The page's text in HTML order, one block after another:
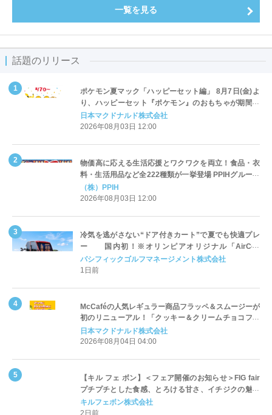
一覧を見る
話題のリリース
ポケモン夏マック「ハッピーセット編」 8月7日(金)よ
り、ハッピーセット『ポケモン』のおもちゃが期間限
定登場
日本マクドナルド株式会社
2026年08月03日 12:00
物価高に応える生活応援とワクワクを両立！食品・衣
料・生活用品など全222種類が一挙登場 PPIHグループ
「夏福袋」＆セール 8月6日(木)より順次スタート
（株）PPIH
2026年08月03日 12:00
冷気を逃がさない“ドア付きカート”で夏でも快適プレ
ー 国内初！※オリンピアオリジナル「AirCon
Cart（エアコンカート）」導入 | ＰＧＭ
パシフィックゴルフマネージメント株式会社
1日前
McCaféの人気レギュラー商品フラッペ＆スムージーが
初のリニューアル！「クッキー＆クリームチョコフラ
ッペ」「マンゴースムージー」8月5日（水）から販売
開始
日本マクドナルド株式会社
2026年08月04日 04:00
【キル フェ ボン】＜フェア開催のお知らせ＞FIG fair
プチプチとした食感、とろける甘さ、イチジクの魅力
をたっぷりと。新作を含め、イチジク尽くしの全4種が
登場8月20日（木）スタート
キルフェボン株式会社